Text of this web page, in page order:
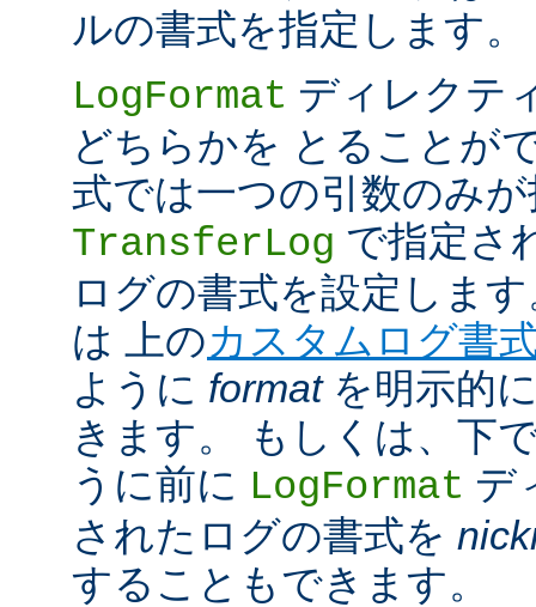
ルの書式を指定します。
LogFormat ディレクテ
どちらかを とることが
式では一つの引数のみ
TransferLog で指定さ
ログの書式を設定しま
は 上のカスタムログ書
ように formatを明示的
きます。 もしくは、下
うに前に LogFormat デ
されたログの書式を
することもできます。